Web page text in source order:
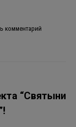
комментарий
“Святыни